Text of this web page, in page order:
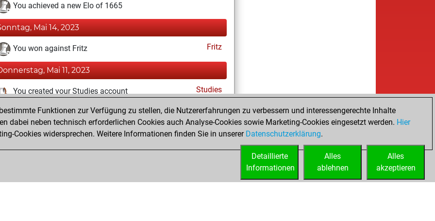
You achieved a new Elo of 1665
Mai 14, 2023
You won against Fritz Fritz
Mai 11, 2023
You created your Studies account Studies
März 16, 2023
You created your Fritz account Fritz
Funktionen zur Verfügung zu stellen, die Nutzererfahrungen zu verbessern und interessengerechte Inhalte
dabei neben technisch erforderlichen Cookies auch Analyse-Cookies sowie Marketing-Cookies eingesetzt werden. Hier
Cookies widersprechen. Weitere Informationen finden Sie in unserer Datenschutzerklärung.
Alles
akzeptieren
Alles
ablehnen
Detaillierte
Informationen